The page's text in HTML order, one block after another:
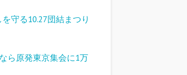
守る10.27団結まつり
ら原発東京集会に1万